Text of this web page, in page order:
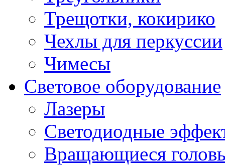
Трещотки, кокирико
Чехлы для перкуссии
Чимесы
Световое оборудование
Лазеры
Светодиодные
Вращающиеся